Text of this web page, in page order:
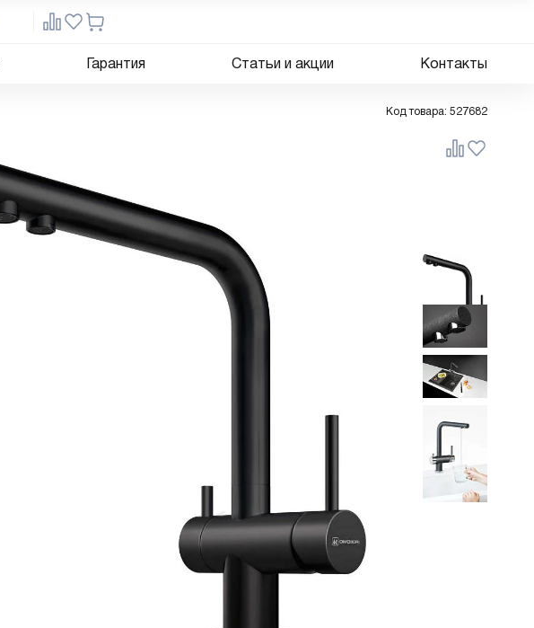
Гарантия Статьи и акции Контакты
Код товара: 527682